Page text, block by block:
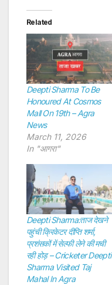
Related
Deepti Sharma To Be
Honoured At Cosmos
Mall On 19th – Agra
News
March 11, 2026
In "आगरा"
Deepti Sharma:ताज देखने
पहुंची क्रिकेटर दीप्ति शर्मा,
प्रशंसकों में सेल्फी लेने की मची
रही होड़ – Cricketer Deepti
Sharma Visited Taj
Mahal In Agra